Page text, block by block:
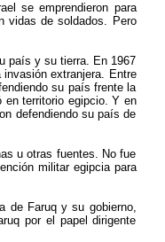
se emprendieron para
vidas de soldados. Pero
país y su tierra. En 1967
extranjera. Entre
su país frente la
en territorio egipcio. Y en
defendiendo su país de
u otras fuentes. No fue
militar egipcia para
de Faruq y su gobierno,
por el papel dirigente